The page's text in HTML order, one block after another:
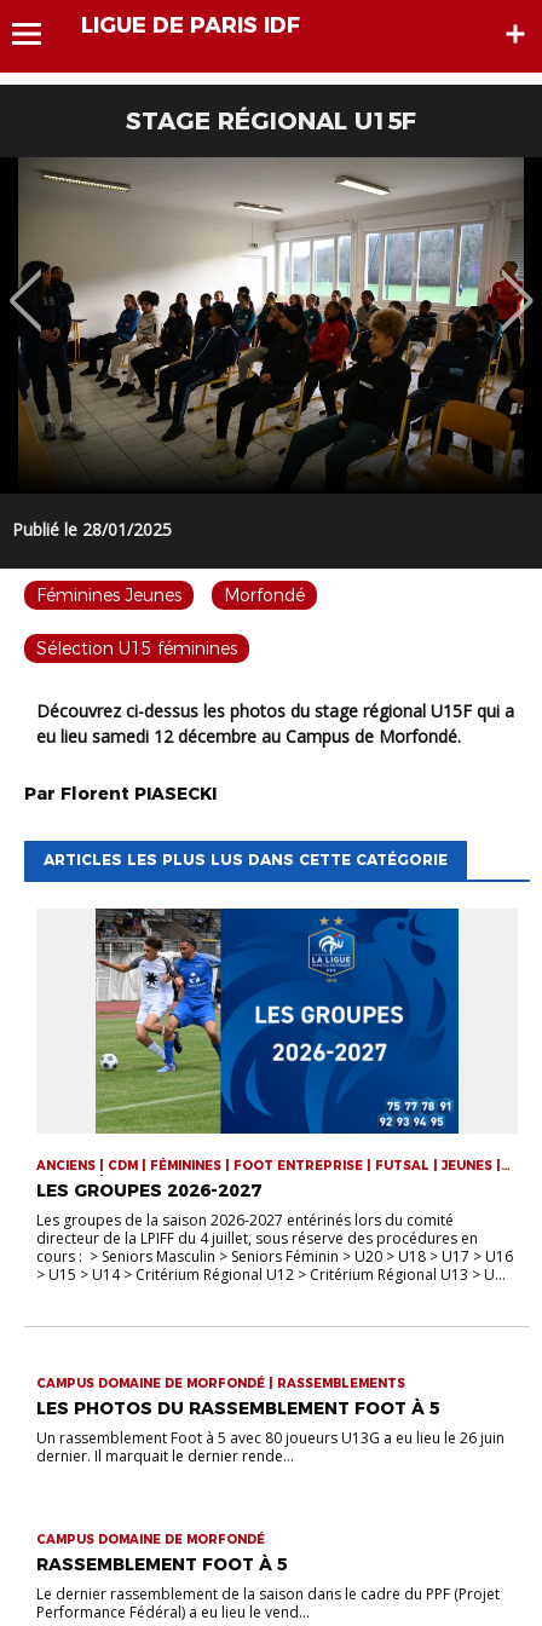
LIGUE DE PARIS IDF
STAGE RÉGIONAL U15F
Publié le 28/01/2025
Féminines Jeunes Morfondé
Sélection U15 féminines
Découvrez ci-dessus les photos du stage régional U15F qui a
eu lieu samedi 12 décembre au Campus de Morfondé.
Par Florent PIASECKI
ARTICLES LES PLUS LUS DANS CETTE CATÉGORIE
ANCIENS | CDM | FÉMININES | FOOT ENTREPRISE | FUTSAL | JEUNES |
SENIORS | VIE DE LA LIGUE
LES GROUPES 2026-2027
Les groupes de la saison 2026-2027 entérinés lors du comité
directeur de la LPIFF du 4 juillet, sous réserve des procédures en
cours : > Seniors Masculin > Seniors Féminin > U20 > U18 > U17 > U16
> U15 > U14 > Critérium Régional U12 > Critérium Régional U13 > U...
CAMPUS DOMAINE DE MORFONDÉ | RASSEMBLEMENTS
LES PHOTOS DU RASSEMBLEMENT FOOT À 5
Un rassemblement Foot à 5 avec 80 joueurs U13G a eu lieu le 26 juin
dernier. Il marquait le dernier rende...
CAMPUS DOMAINE DE MORFONDÉ
RASSEMBLEMENT FOOT À 5
Le dernier rassemblement de la saison dans le cadre du PPF (Projet
Performance Fédéral) a eu lieu le vend...